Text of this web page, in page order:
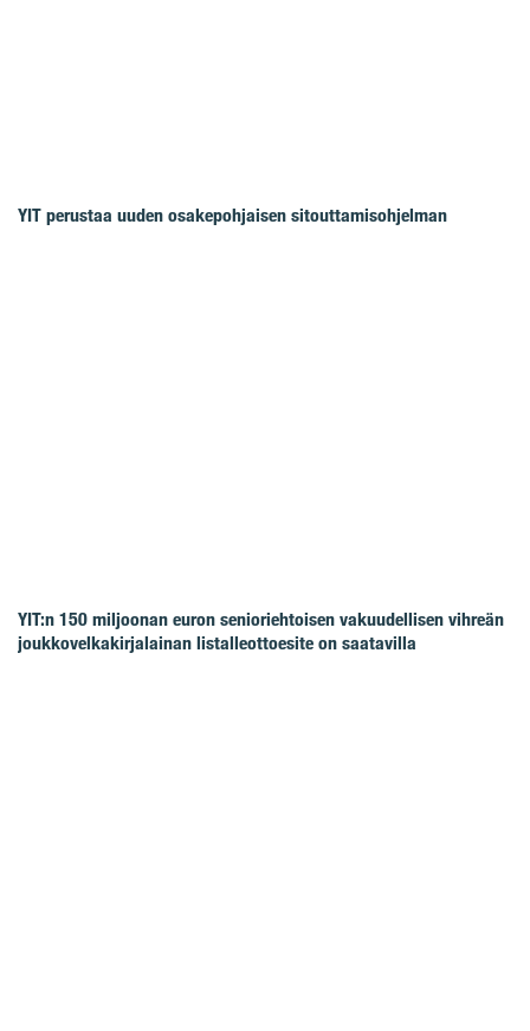
YIT perustaa uuden osakepohjaisen sitouttamisohjelman
YIT:n 150 miljoonan euron senioriehtoisen vakuudellisen vihreän
joukkovelkakirjalainan listalleottoesite on saatavilla